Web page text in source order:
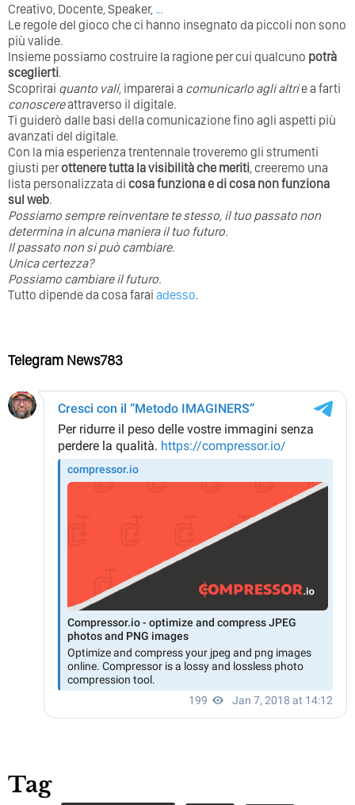
Creativo, Docente, Speaker, …
Le regole del gioco che ci hanno insegnato da piccoli non sono
più valide.
Insieme possiamo costruire la ragione per cui qualcuno potrà
sceglierti.
Scoprirai quanto vali, imparerai a comunicarlo agli altrie a farti
conoscereattraverso il digitale.
Ti guiderò dalle basi della comunicazione fino agli aspetti più
avanzati del digitale.
Con la mia esperienza trentennale troveremo gli strumenti
giusti perottenere tutta la visibilità che meriti, creeremo una
lista personalizzata di cosa funziona e di cosa non funziona
sul web.
Possiamo sempre reinventare te stesso, il tuo passato non
determina in alcuna maniera il tuo futuro. ⁣
⁣Il passato non si può cambiare.
Unica certezza?
Possiamo cambiare il futuro.
Tutto dipende da cosa farai adesso.
Telegram News783
Tag